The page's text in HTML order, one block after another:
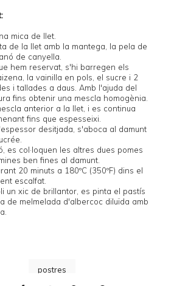
mica de llet.
de la llet amb la mantega, la pela de
de canyella.
hem reservat, s'hi barregen els
la vainilla en pols, el sucre i 2
i tallades a daus. Amb l'ajuda del
fins obtenir una mescla homogènia.
anterior a la llet, i es continua
fins que espesseixi.
desitjada, s'aboca al damunt
es col·loquen les altres dues pomes
ben fines al damunt.
20 minuts a 180ºC (350ºF) dins el
escalfat.
un xic de brillantor, es pinta el pastís
de melmelada d'albercoc diluïda amb
postres